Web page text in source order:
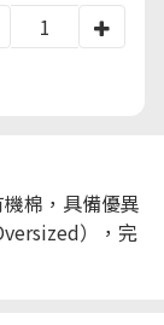
棉，具備優異
），完